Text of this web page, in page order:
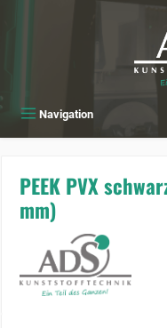
Navigation
PEEK PVX
mm)